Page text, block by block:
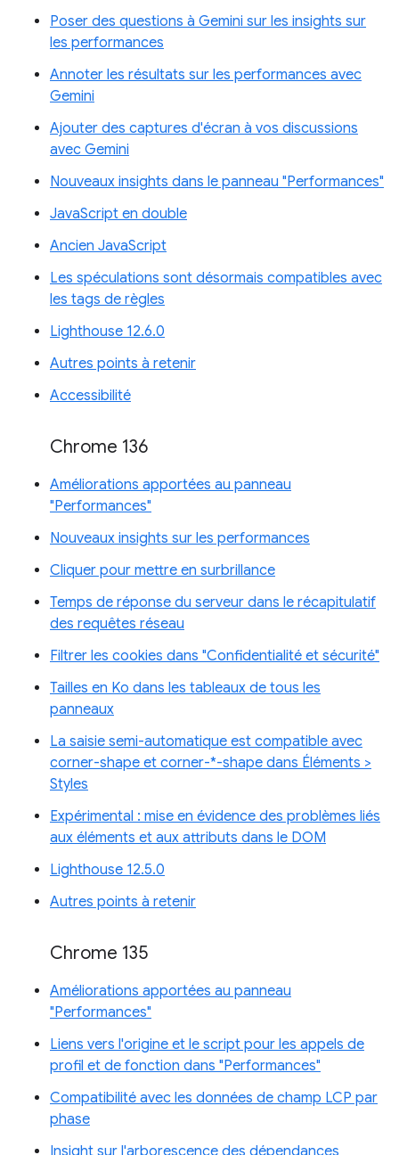
Poser des questions à Gemini sur les insights sur
les performances
Annoter les résultats sur les performances avec
Gemini
Ajouter des captures d'écran à vos discussions
avec Gemini
Nouveaux insights dans le panneau "Performances"
JavaScript en double
Ancien JavaScript
Les spéculations sont désormais compatibles avec
les tags de règles
Lighthouse 12.6.0
Autres points à retenir
Accessibilité
Chrome 136
Améliorations apportées au panneau
"Performances"
Nouveaux insights sur les performances
Cliquer pour mettre en surbrillance
Temps de réponse du serveur dans le récapitulatif
des requêtes réseau
Filtrer les cookies dans "Confidentialité et sécurité"
Tailles en Ko dans les tableaux de tous les
panneaux
La saisie semi-automatique est compatible avec
corner-shape et corner-*-shape dans Éléments >
Styles
Expérimental : mise en évidence des problèmes liés
aux éléments et aux attributs dans le DOM
Lighthouse 12.5.0
Autres points à retenir
Chrome 135
Améliorations apportées au panneau
"Performances"
Liens vers l'origine et le script pour les appels de
profil et de fonction dans "Performances"
Compatibilité avec les données de champ LCP par
phase